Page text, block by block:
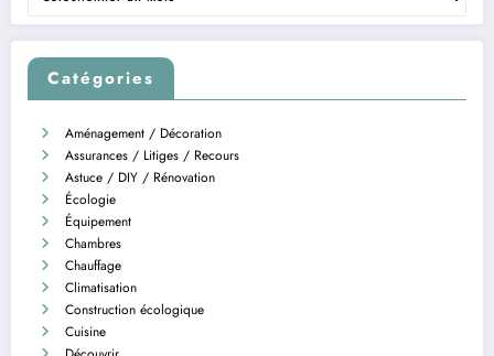
Catégories
Aménagement / Décoration
Assurances / Litiges / Recours
Astuce / DIY / Rénovation
Écologie
Équipement
Chambres
Chauffage
Climatisation
Construction écologique
Cuisine